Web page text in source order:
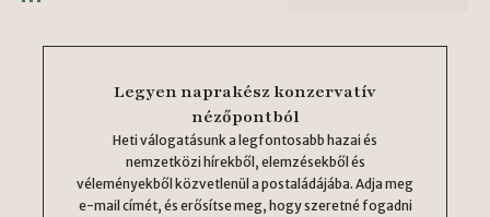
Legyen naprakész konzervatív
nézőpontból
Heti válogatásunk a legfontosabb hazai és
nemzetközi hírekből, elemzésekből és
véleményekből közvetlenül a postaládájába. Adja meg
e-mail címét, és erősítse meg, hogy szeretné fogadni